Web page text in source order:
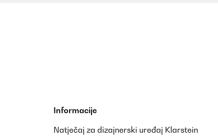
Informacije
Natječaj za dizajnerski uređaj Klarstein